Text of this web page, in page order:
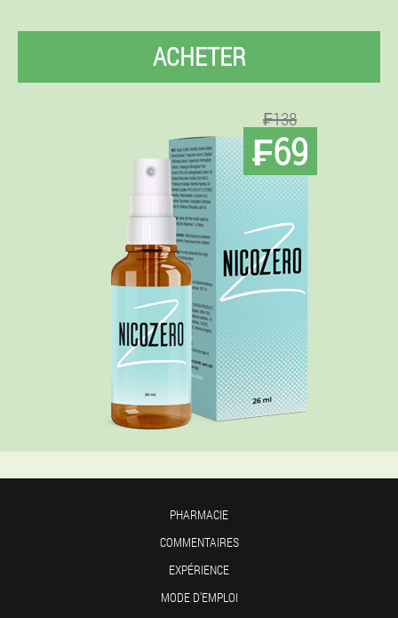
ACHETER
₣138
₣69
PHARMACIE
COMMENTAIRES
EXPÉRIENCE
MODE D'EMPLOI